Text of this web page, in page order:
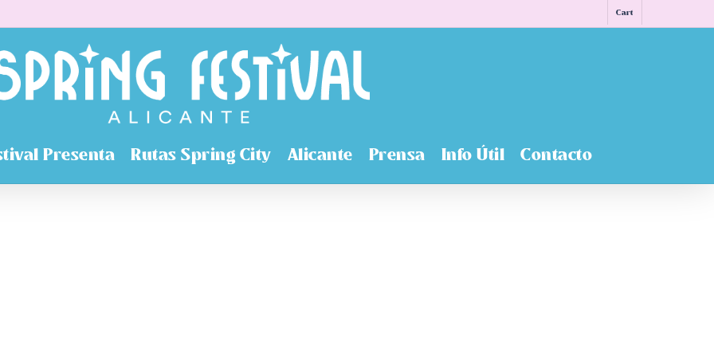
Cart
Presenta Rutas Spring City Alicante Prensa Info Útil Contacto